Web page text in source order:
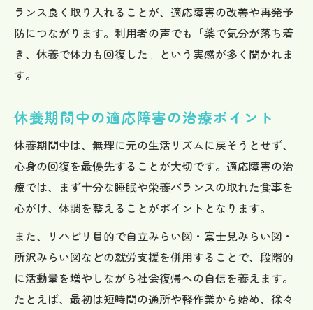
ランス良く取り入れることが、適応障害の改善や再発予
防につながります。利用者の声でも「薬で気分が落ち着
き、休養で体力も回復した」という実感が多く聞かれま
す。
休養期間中の適応障害の治療ポイント
休養期間中は、無理に元の生活リズムに戻そうとせず、
心身の回復を最優先することが大切です。適応障害の治
療では、まず十分な睡眠や栄養バランスの取れた食事を
心がけ、体調を整えることがポイントとなります。
また、リハビリ目的で自立みらい図・富士見みらい図・
所沢みらい図などの就労支援を併用することで、段階的
に活動量を増やしながら社会復帰への自信を養えます。
たとえば、最初は短時間の通所や軽作業から始め、徐々